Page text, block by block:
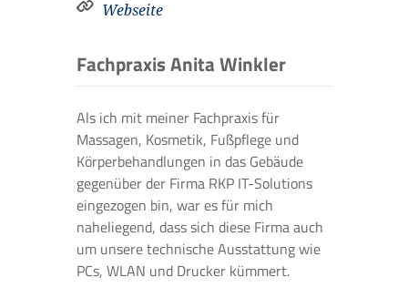
Webseite
Fachpraxis Anita Winkler
Als ich mit meiner Fachpraxis für
Massagen, Kosmetik, Fußpflege und
Körperbehandlungen in das Gebäude
gegenüber der Firma RKP IT-Solutions
eingezogen bin, war es für mich
naheliegend, dass sich diese Firma auch
um unsere technische Ausstattung wie
PCs, WLAN und Drucker kümmert.